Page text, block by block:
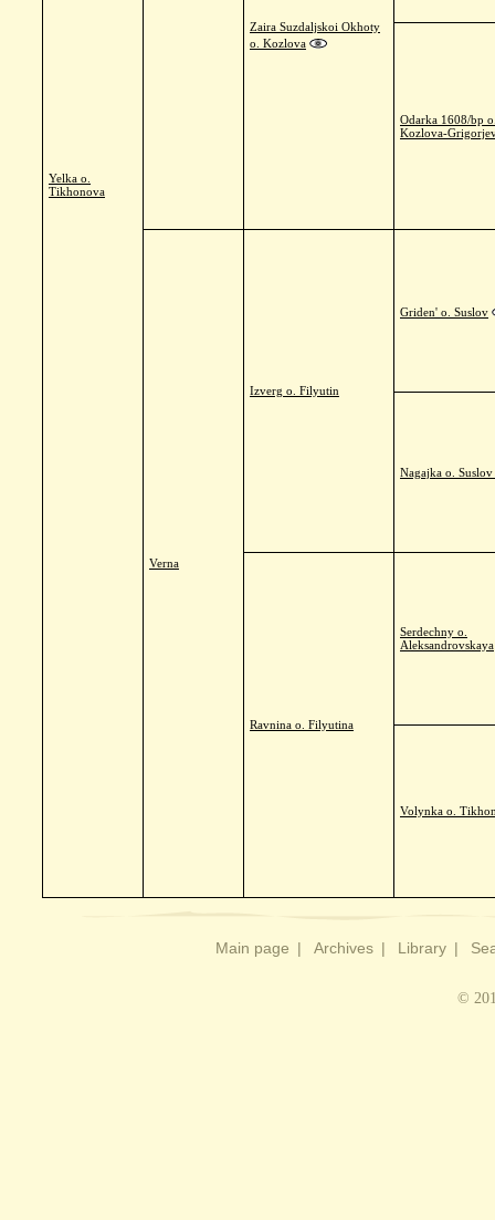
Yelka o.
Tikhonova
Zaira Suzdaljskoi Okhoty
o. Kozlova
Odarka 1608/bp
Kozlova-
Verna
Izverg o. Filyutin
Griden' o. Suslov
Nagajka o.
Ravnina o. Filyutina
Serdechny o.
Aleksandrovskaya
Volynka o.
Main page | Archives | Library |
©